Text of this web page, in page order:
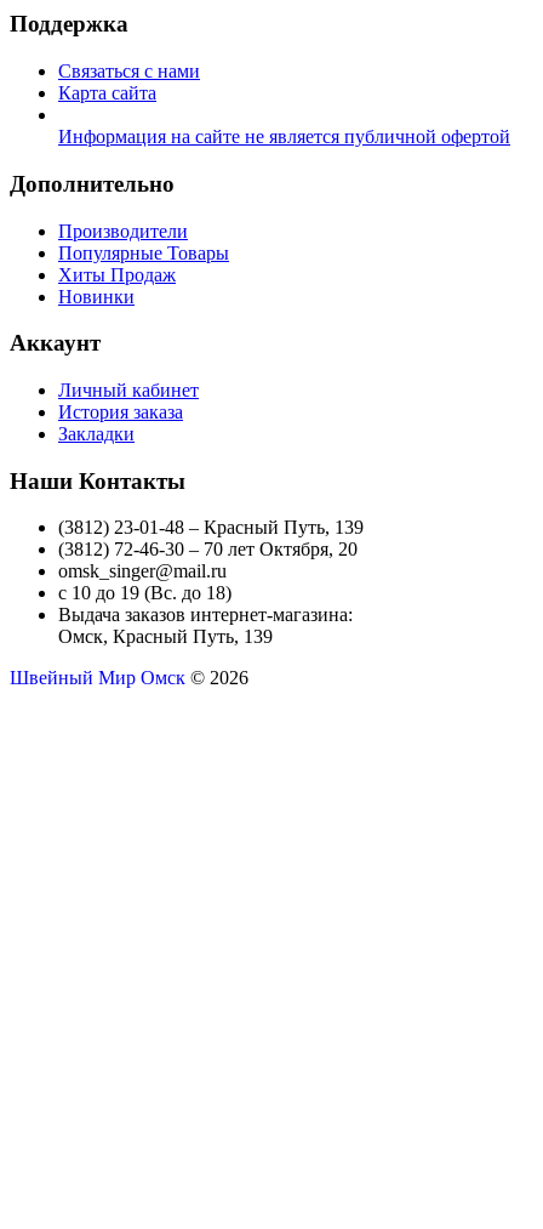
Поддержка
Связаться с нами
Карта сайта
Информация на сайте не является публичной офертой
Дополнительно
Производители
Популярные Товары
Хиты Продаж
Новинки
Аккаунт
Личный кабинет
История заказа
Закладки
Наши Контакты
(3812) 23-01-48 – Красный Путь, 139
(3812) 72-46-30 – 70 лет Октября, 20
omsk_singer@mail.ru
с 10 до 19 (Вс. до 18)
Выдача заказов интернет-магазина:
Омск, Красный Путь, 139
Швейный Мир Омск © 2026